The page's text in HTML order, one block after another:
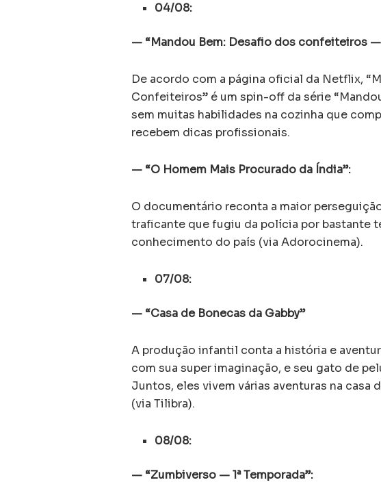
04/08:
— “Mandou Bem: Desafio dos confeiteiros —
De acordo com a página oficial da Netflix,
Confeiteiros” é um spin-off da série
sem muitas habilidades na cozinha que
recebem dicas profissionais.
— “O Homem Mais Procurado da Índia”:
O documentário reconta a maior
traficante que fugiu da polícia por bastante
conhecimento do país (via Adorocinema).
07/08:
— “Casa de Bonecas da Gabby”
A produção infantil conta a história e
com sua super imaginação, e seu gato de
Juntos, eles vivem várias aventuras na casa
(via Tilibra).
08/08:
— “Zumbiverso — 1ª Temporada”: